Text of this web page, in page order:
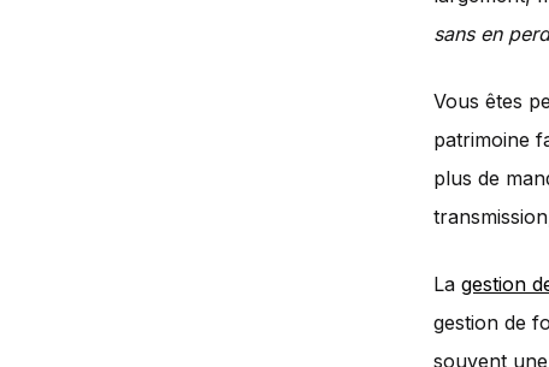
sans en
Vous êtes
patrimoine
plus de
La gestion
gestion de
souvent